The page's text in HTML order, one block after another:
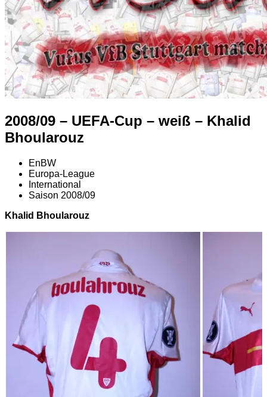
2008/09 – UEFA-Cup – weiß – Khalid
Bhoularouz
EnBW
Europa-League
International
Saison 2008/09
Khalid Bhoularouz